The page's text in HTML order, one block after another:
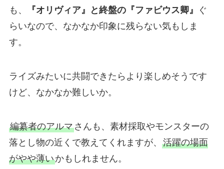
も、
『オリヴィア』と終盤の『ファビウス卿』
ぐ
らいなので、なかなか印象に残らない気もしま
す。
ライズみたいに共闘できたらより楽しめそうです
けど、なかなか難しいか。
編纂者のアルマさんも、素材採取やモンスターの
落とし物の近くで教えてくれますが、 活躍の場面
がやや薄いかもしれません。